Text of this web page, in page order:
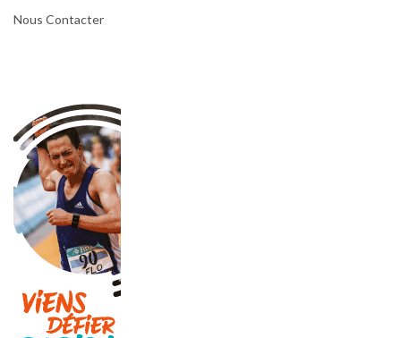
Nous Contacter